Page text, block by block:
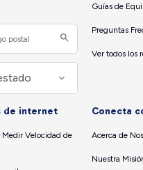
Guías de
Preguntas
Ver todos los
de internet
Velocidad de
Conecta
Acerca de
Nuestra